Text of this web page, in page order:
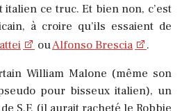
italien ce truc. Et bien non, c’est
à croire qu’ils essaient de
ouAlfonso Brescia
.
William Malone (même son
pour bisseux italien), un